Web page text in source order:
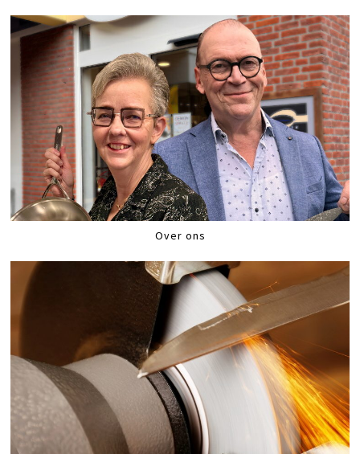
Over ons